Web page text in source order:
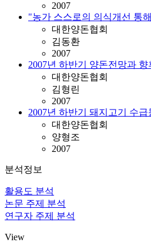
2007
"농가 스스로의 의식개선 통
대한양돈협회
김동환
2007
2007년 하반기 양돈전망과
대한양돈협회
김형린
2007
2007년 하반기 돼지고기 수
대한양돈협회
양형조
2007
분석정보
활용도 분석
논문 주제 분석
연구자 주제 분석
View